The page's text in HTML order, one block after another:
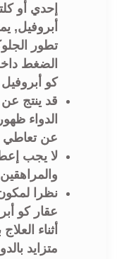
إحدي أو
أبروفيل,
تطور
الضغط
كو
قد ينتج عن
الدواء
عن تعاطي
لا يجب
والمراهقين
نظرا
عقار كو
أثناء
متزايد